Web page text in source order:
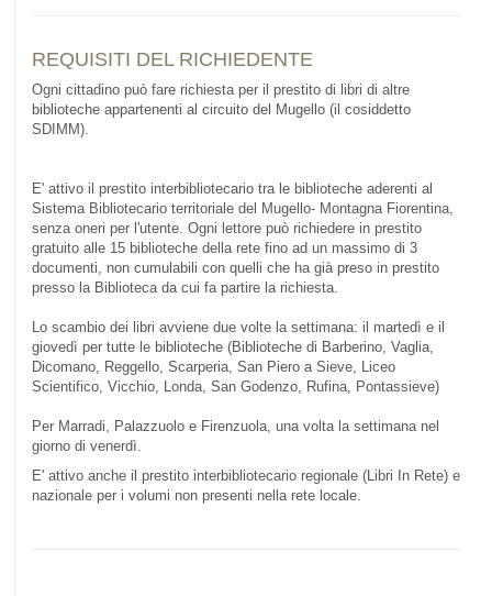
REQUISITI DEL RICHIEDENTE
Ogni cittadino può fare richiesta per il prestito di libri di altre
biblioteche appartenenti al circuito del Mugello (il cosiddetto
SDIMM).
E' attivo il prestito interbibliotecario tra le biblioteche aderenti al
Sistema Bibliotecario territoriale del Mugello- Montagna Fiorentina,
senza oneri per l'utente. Ogni lettore può richiedere in prestito
gratuito alle 15 biblioteche della rete fino ad un massimo di 3
documenti, non cumulabili con quelli che ha già preso in prestito
presso la Biblioteca da cui fa partire la richiesta.
Lo scambio dei libri avviene due volte la settimana: il martedì e il
giovedì per tutte le biblioteche (Biblioteche di Barberino, Vaglia,
Dicomano, Reggello, Scarperia, San Piero a Sieve, Liceo
Scientifico, Vicchio, Londa, San Godenzo, Rufina, Pontassieve)
Per Marradi, Palazzuolo e Firenzuola, una volta la settimana nel
giorno di venerdì.
E' attivo anche il prestito interbibliotecario regionale (Libri In Rete) e
nazionale per i volumi non presenti nella rete locale.